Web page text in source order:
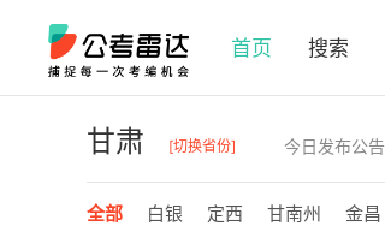
首页 搜索
甘肃 [切换省份] 今日发布公告
全部 白银 定西 甘南州 金昌